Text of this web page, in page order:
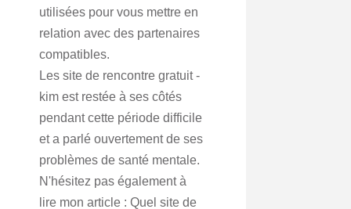
utilisées pour vous mettre en
relation avec des partenaires
compatibles.
Les site de rencontre gratuit -
kim est restée à ses côtés
pendant cette période difficile
et a parlé ouvertement de ses
problèmes de santé mentale.
N'hésitez pas également à
lire mon article : Quel site de